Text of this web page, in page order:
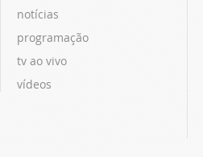
notícias
programação
tv ao vivo
vídeos